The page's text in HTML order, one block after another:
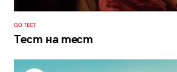
GO ТЕСТ
Тест на тест